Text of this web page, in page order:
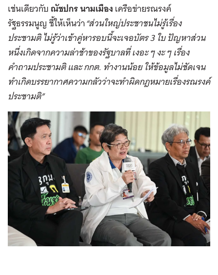
เช่นเดียวกับณัชปกร นามเมืองเครือข่ายรณรงค์
รัฐธรรมนูญ ชี้ให้เห็นว่า“ส่วนใหญ่ประชาชนไม่รู้เรื่อง
ประชามติ ไม่รู้ว่าเข้าคู่หารอบนี้จะเจอบัตร3ใบ ปัญหาส่วน
หนึ่งเกิดจากความล่าช้าของรัฐบาลที่ เงอะ ๆ งะ ๆ เรื่อง
คำถามประชามติ และ กกต. ทำงานน้อย ให้ข้อมูลไม่ชัดเจน
ทำเกิดบรรยากาศความกลัวว่าจะทำผิดกฎหมายเรื่องรณรงค์
ประชามติ”